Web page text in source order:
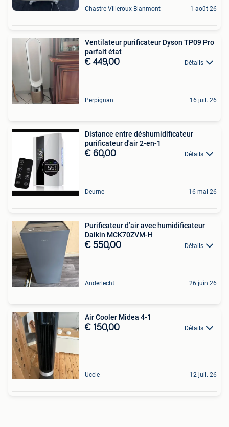
Chastre-Villeroux-Blanmont 1 août 26
Ventilateur purificateur Dyson TP09 Pro
parfait état
€ 449,00 Détails
Perpignan 16 juil. 26
Distance entre déshumidificateur
purificateur d'air 2-en-1
€ 60,00 Détails
Deurne 16 mai 26
Purificateur d’air avec humidificateur
Daikin MCK70ZVM-H
€ 550,00 Détails
Anderlecht 26 juin 26
Air Cooler Midea 4-1
€ 150,00 Détails
Uccle 12 juil. 26